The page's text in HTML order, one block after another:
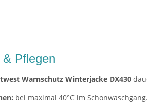
Pflegen
Warnschutz Winterjacke DX430
bei maximal 40°C im Schonwaschgang.